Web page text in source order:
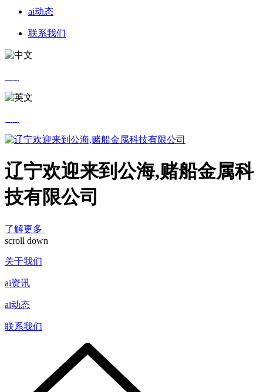
ai动态
联系我们
辽宁欢迎来到公海,赌船金属科
技有限公司
了解更多
scroll down
关于我们
ai资讯
ai动态
联系我们